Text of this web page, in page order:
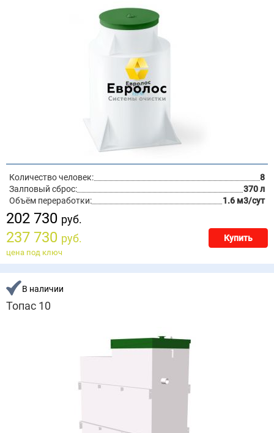
Количество человек:
8
Залповый сброс:
370 л
Объём переработки:
1.6 м3/сут
202 730 руб.
237 730 руб. Купить
цена под ключ
В наличии
Топас 10